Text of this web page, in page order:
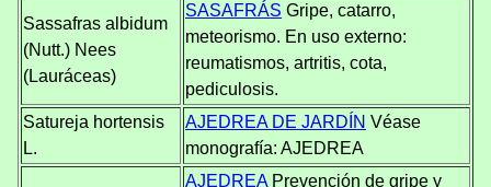
Sassafras albidum
(Nutt.) Nees
(Lauráceas)
SASAFRÁS Gripe, catarro,
meteorismo. En uso externo:
reumatismos, artritis, cota,
pediculosis.
Satureja hortensis
L.
AJEDREA DE JARDÍN Véase
monografía: AJEDREA
AJEDREAPrevención de gripe y